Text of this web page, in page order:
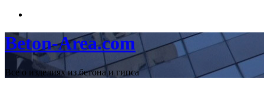
Перейти
содержимому
Beton-Area.com
Все о изделиях из бетона и гипса